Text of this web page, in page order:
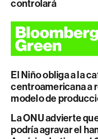
controlará
El Niño obliga a la
centroamericana a
modelo de
La ONU advierte
podría agravar el